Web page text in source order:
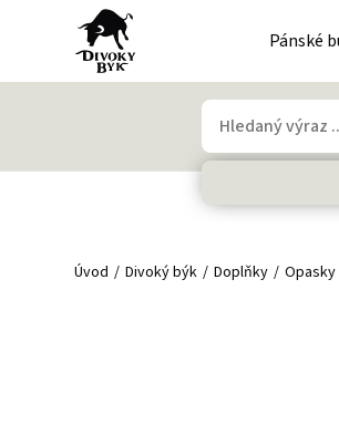
Pánské
Úvod Divoký býk Doplňky Opasky